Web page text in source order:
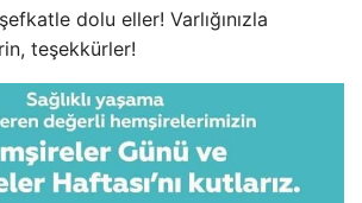
dolu eller! Varlığınızla
teşekkürler!